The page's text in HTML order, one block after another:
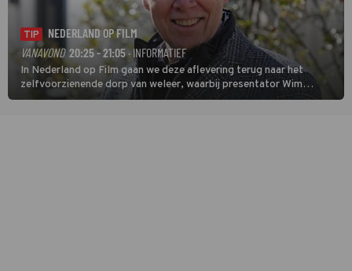
TIP
NEDERLAND OP FILM
VANAVOND 20:25 - 21:05· INFORMATIEF
In Nederland op Film gaan we deze aflevering terug naar het
zelfvoorzienende dorp van weleer, waarbij presentator Wim
Daniëls de kijkers meeneemt op reis door de tijd aan de hand van